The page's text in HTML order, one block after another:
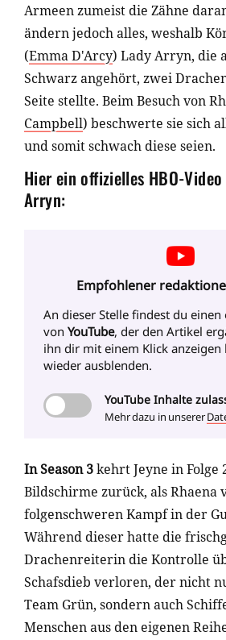
Armeen zumeist die Zähne
ändern jedoch alles, weshalb
(Emma D'Arcy) Lady Arryn, die
Schwarz angehört, zwei
Seite stellte. Beim Besuch von
Campbell) beschwerte sie sich
und somit schwach diese seien.
Hier ein offizielles HBO-
Arryn:
Empfohlener
An dieser Stelle findest du
von YouTube, der den Artikel
ihn dir mit einem Klick anzeigen
wieder ausblenden.
YouTube Inhalte
Mehr dazu in unserer
In Season 3kehrt Jeyne in Folge
Bildschirme zurück, als Rhaena
folgenschweren Kampf in der
Während dieser hatte die
Drachenreiterin die Kontrolle
Schafsdieb verloren, der nicht
Team Grün, sondern auch
Menschen aus den eigenen